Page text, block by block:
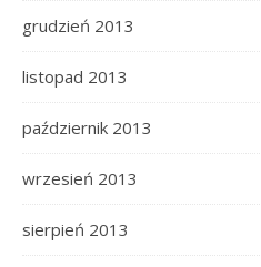
grudzień 2013
listopad 2013
październik 2013
wrzesień 2013
sierpień 2013